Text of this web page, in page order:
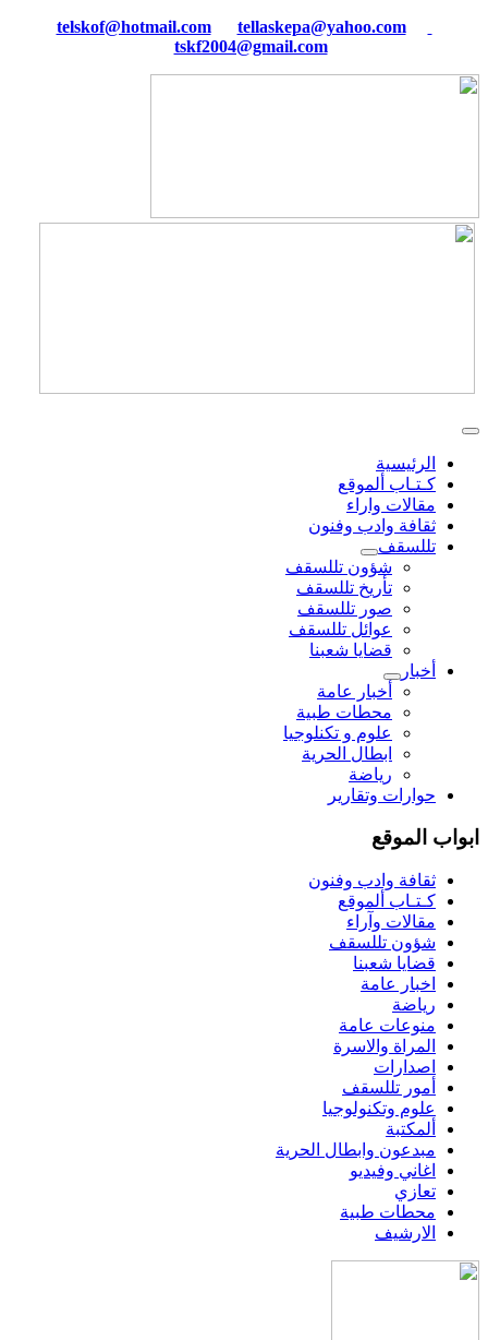
tellaskepa@yahoo.com
tskf2004@gmail.com
الرئيسية
كـتـاب ألموقع
مقالات واراء
ثقافة وادب وفنون
تللسقف
شؤون تللسقف
تأريخ تللسقف
صور تللسقف
عوائل تللسقف
قضايا شعبنا
أخبار
أخبار عامة
محطات طبية
علوم و تکنلوجیا
ابطال الحرية
رياضة
حوارات وتقارير
ابواب الموقع
ثقافة وادب وفنون
كـتـاب ألموقع
مقالات وآراء
شؤون تللسقف
قضايا شعبنا
اخبار عامة
رياضة
منوعات عامة
المراة والاسرة
اصدارات
أمور تللسقف
علوم وتكنولوجيا
ألمكتبة
مبدعون وابطال الحرية
اغاني وفيديو
تعازي
محطات طبية
الارشيف